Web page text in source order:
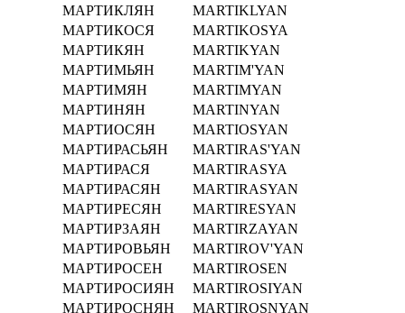
МАРТИКЛЯН
MARTIKLYAN
МАРТИКОСЯ
MARTIKOSYA
МАРТИКЯН
MARTIKYAN
МАРТИМЬЯН
MARTIM'YAN
МАРТИМЯН
MARTIMYAN
МАРТИНЯН
MARTINYAN
МАРТИОСЯН
MARTIOSYAN
МАРТИРАСЬЯН
MARTIRAS'YAN
МАРТИРАСЯ
MARTIRASYA
МАРТИРАСЯН
MARTIRASYAN
МАРТИРЕСЯН
MARTIRESYAN
МАРТИРЗАЯН
MARTIRZAYAN
МАРТИРОВЬЯН
MARTIROV'YAN
МАРТИРОСЕН
MARTIROSEN
МАРТИРОСИЯН
MARTIROSIYAN
МАРТИРОСНЯН
MARTIROSNYAN